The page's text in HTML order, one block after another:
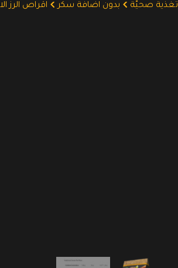
تغذية صحيّة بدون اضافة سكر اقراص الرز